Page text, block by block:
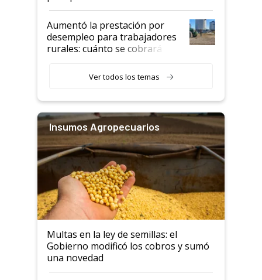
que nunca
Aumentó la prestación por
desempleo para trabajadores
rurales: cuánto se cobrará
Ver todos los temas
Insumos Agropecuarios
Multas en la ley de semillas: el
Gobierno modificó los cobros y sumó
una novedad